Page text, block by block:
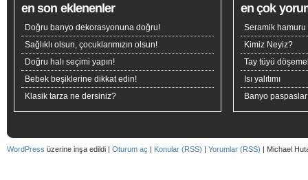
en son eklenenler
Doğru banyo dekorasyonuna doğru!
Sağlıklı olsun, çocuklarımızın olsun!
Doğru halı seçimi yapın!
Bebek beşiklerine dikkat edin!
Klasik tarza ne dersiniz?
en çok
Seramik hamuru
Kimiz Neyiz?
Tay tüyü
Isı yalıtımı
Banyo
WordPress üzerine inşa edildi | Oturum aç | Konular (RSS) | Yorumlar (RSS) | Michael